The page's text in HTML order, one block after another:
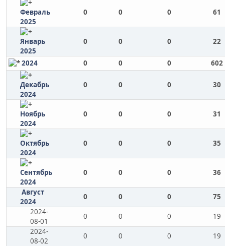
Февраль
2025
0 0 0 61
Январь
2025
0 0 0 22
2024 0 0 0 602
Декабрь
2024
0 0 0 30
Ноябрь
2024
0 0 0 31
Октябрь
2024
0 0 0 35
Сентябрь
2024
0 0 0 36
Август
2024
0 0 0
75
2024-
08-01
0 0 0
19
2024-
08-02
0 0 0
19